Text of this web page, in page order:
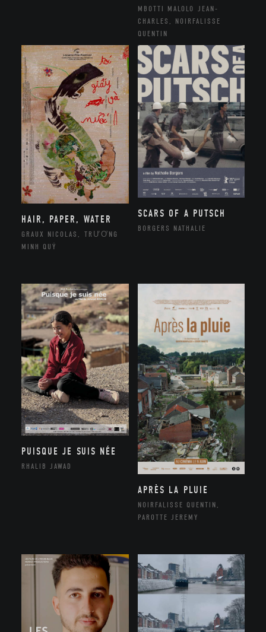
MBOTTI MALOLO JEAN-
CHARLES, NOIRFALISSE
QUENTIN
HAIR, PAPER, WATER
GRAUX NICOLAS, TRƯƠNG
MINH QUÝ
SCARS OF A PUTSCH
BORGERS NATHALIE
PUISQUE JE SUIS NÉE
RHALIB JAWAD
APRÈS LA PLUIE
NOIRFALISSE QUENTIN,
PAROTTE JEREMY